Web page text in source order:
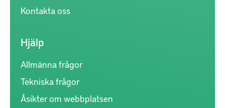
Kontakta oss
Hjälp
Allmänna frågor
Tekniska frågor
Åsikter om webbplatsen